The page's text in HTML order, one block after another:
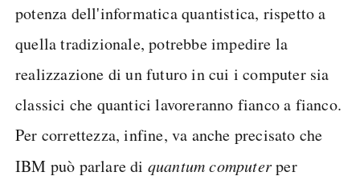
potenza dell'informatica quantistica, rispetto a
quella tradizionale, potrebbe impedire la
realizzazione di un futuro in cui i computer sia
classici che quantici lavoreranno fianco a fianco.
Per correttezza, infine, va anche precisato che
IBM può parlare di quantum computerper